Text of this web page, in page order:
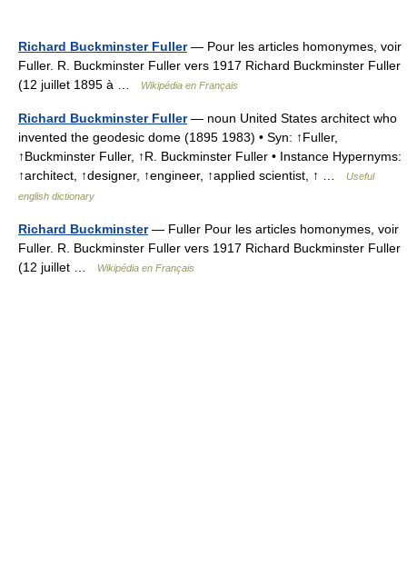
Richard Buckminster Fuller— Pour les articles homonymes, voir
Fuller. R. Buckminster Fuller vers 1917 Richard Buckminster Fuller
(12 juillet 1895 à …
Wikipédia en Français
Richard Buckminster Fuller— noun United States architect who
invented the geodesic dome (1895 1983) • Syn: ↑Fuller,
↑Buckminster Fuller, ↑R. Buckminster Fuller • Instance Hypernyms:
↑architect, ↑designer, ↑engineer, ↑applied scientist, ↑ …
Useful
english dictionary
Richard Buckminster— Fuller Pour les articles homonymes, voir
Fuller. R. Buckminster Fuller vers 1917 Richard Buckminster Fuller
(12 juillet …
Wikipédia en Français